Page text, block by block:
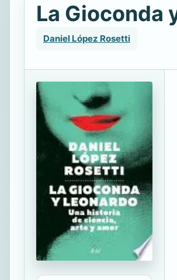
La Gioconda
Daniel López Rosetti